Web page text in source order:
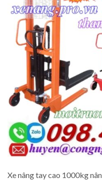
Xe nâng tay cao 1000kg